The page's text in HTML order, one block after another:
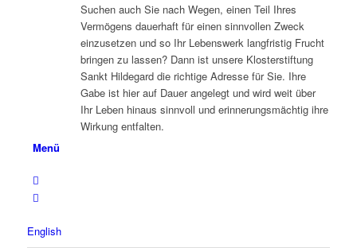
Suchen auch Sie nach Wegen, einen Teil Ihres
Vermögens dauerhaft für einen sinnvollen Zweck
einzusetzen und so Ihr Lebenswerk langfristig Frucht
bringen zu lassen? Dann ist unsere Klosterstiftung
Sankt Hildegard die richtige Adresse für Sie. Ihre
Gabe ist hier auf Dauer angelegt und wird weit über
Ihr Leben hinaus sinnvoll und erinnerungsmächtig ihre
Wirkung entfalten.
Menü
English